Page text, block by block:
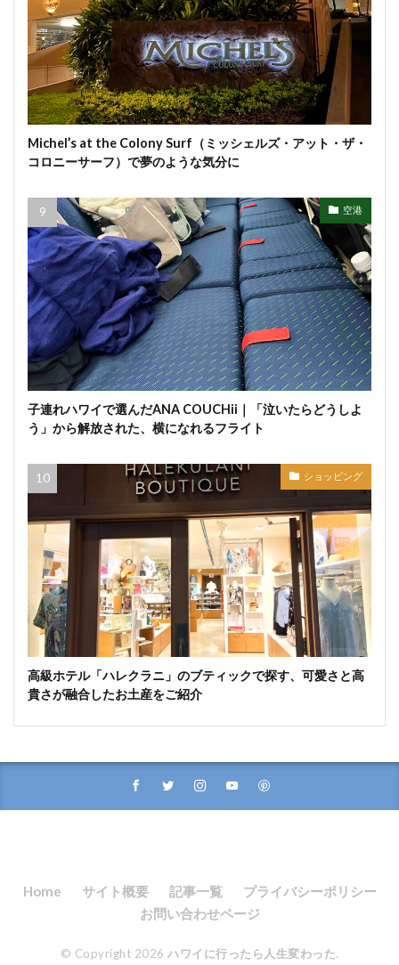
Michel’s at the Colony Surf（ミッシェルズ・アット・ザ・
コロニーサーフ）で夢のような気分に
空港
子連れハワイで選んだANA COUCHii｜「泣いたらどうしよ
う」から解放された、横になれるフライト
ショッピング
高級ホテル「ハレクラニ」のブティックで探す、可愛さと高
貴さが融合したお土産をご紹介
Home サイト概要 記事一覧
プライバシーポリシー
お問い合わせページ
© Copyright 2026 ハワイに行ったら人生変わった.